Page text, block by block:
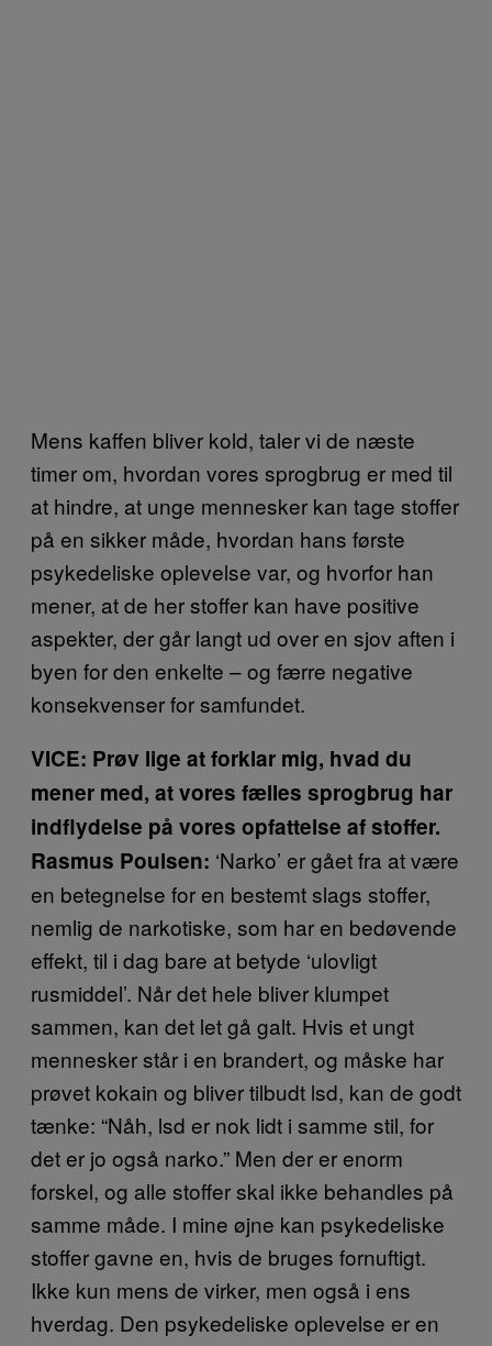
Mens kaffen bliver kold, taler vi de næste
timer om, hvordan vores sprogbrug er med til
at hindre, at unge mennesker kan tage stoffer
på en sikker måde, hvordan hans første
psykedeliske oplevelse var, og hvorfor han
mener, at de her stoffer kan have positive
aspekter, der går langt ud over en sjov aften i
byen for den enkelte – og færre negative
konsekvenser for samfundet.
VICE: Prøv lige at forklar mig, hvad du
mener med, at vores fælles sprogbrug har
indflydelse på vores opfattelse af stoffer.
Rasmus Poulsen: ‘Narko’ er gået fra at være
en betegnelse for en bestemt slags stoffer,
nemlig de narkotiske, som har en bedøvende
effekt, til i dag bare at betyde ‘ulovligt
rusmiddel’. Når det hele bliver klumpet
sammen, kan det let gå galt. Hvis et ungt
mennesker står i en brandert, og måske har
prøvet kokain og bliver tilbudt lsd, kan de godt
tænke: “Nåh, lsd er nok lidt i samme stil, for
det er jo også narko.” Men der er enorm
forskel, og alle stoffer skal ikke behandles på
samme måde. I mine øjne kan psykedeliske
stoffer gavne en, hvis de bruges fornuftigt.
Ikke kun mens de virker, men også i ens
hverdag. Den psykedeliske oplevelse er en